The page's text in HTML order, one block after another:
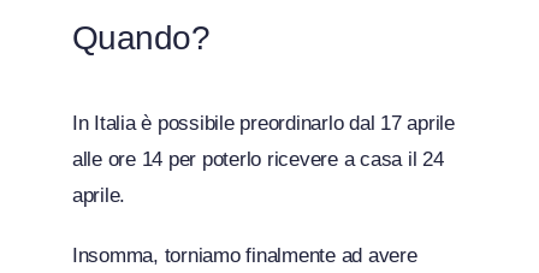
Quando?
In Italia è possibile preordinarlo dal 17 aprile
alle ore 14 per poterlo ricevere a casa il 24
aprile.
Insomma, torniamo finalmente ad avere